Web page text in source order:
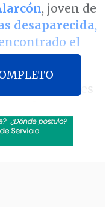
, joven de
desaparecida,
el
antecedentes
la tarde
violación y
perpetua